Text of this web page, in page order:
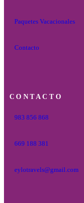
Paquetes Vacacionales
Contacto
CONTACTO
983 856 868
669 188 381
eylotravels@gmail.com